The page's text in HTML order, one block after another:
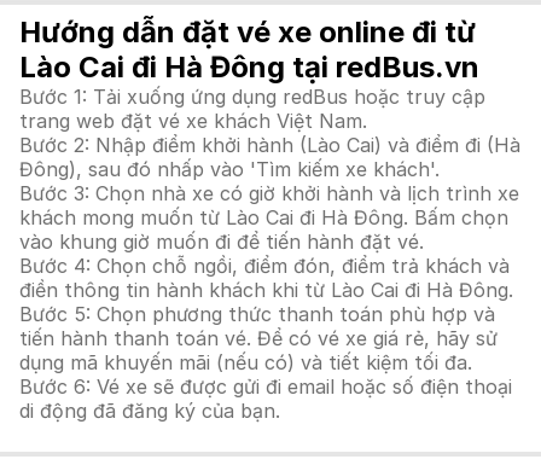
Hướng dẫn đặt vé xe online đi từ
Lào Cai đi Hà Đông tại redBus.vn
Bước 1: Tải xuống ứng dụng redBus hoặc truy cập
trang web đặt vé xe khách Việt Nam.
Bước 2: Nhập điểm khởi hành (Lào Cai) và điểm đi (Hà
Đông), sau đó nhấp vào 'Tìm kiếm xe khách'.
Bước 3: Chọn nhà xe có giờ khởi hành và lịch trình xe
khách mong muốn từ Lào Cai đi Hà Đông. Bấm chọn
vào khung giờ muốn đi để tiến hành đặt vé.
Bước 4: Chọn chỗ ngồi, điểm đón, điểm trả khách và
điền thông tin hành khách khi từ Lào Cai đi Hà Đông.
Bước 5: Chọn phương thức thanh toán phù hợp và
tiến hành thanh toán vé. Để có vé xe giá rẻ, hãy sử
dụng mã khuyến mãi (nếu có) và tiết kiệm tối đa.
Bước 6: Vé xe sẽ được gửi đi email hoặc số điện thoại
di động đã đăng ký của bạn.